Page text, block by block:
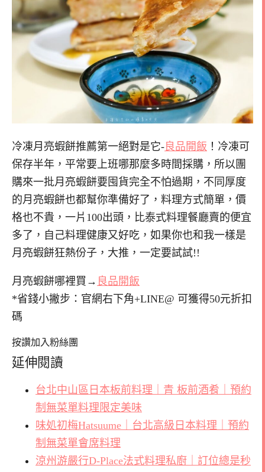
冷凍月亮蝦餅推薦第一絕對是它- 良品開飯 ！冷凍可
保存半年，平常要上班哪那麼多時間採購，所以團
購來一批月亮蝦餅要囤貨完全不怕過期，不同厚度
的月亮蝦餅也都幫你準備好了，料理方式簡單，價
格也不貴，一片100出頭，比泰式料理餐廳賣的便宜
多了，自己料理健康又好吃，如果你也和我一樣是
月亮蝦餅狂熱份子，大推，一定要試試!!
月亮蝦餅哪裡買→ 良品開飯
*省錢小撇步：官網右下角+LINE@ 可獲得50元折扣
碼
按讚加入粉絲團
延伸閱讀
台北中山區日本板前料理｜青 板前酒肴｜預約
制無菜單料理限定美味
味処初梅Hatsuume｜台北高級日本料理｜預約
制無菜單會席料理
涼州游嚴行D-Place法式料理私廚｜訂位總是秒